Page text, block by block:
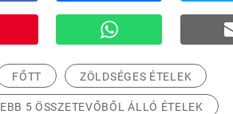
FŐTT ZÖLDSÉGES ÉTELEK
5 ÖSSZETEVŐBŐL ÁLLÓ ÉTELEK